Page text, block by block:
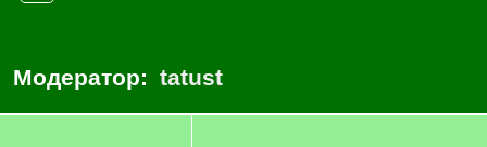
Модератор: tatust